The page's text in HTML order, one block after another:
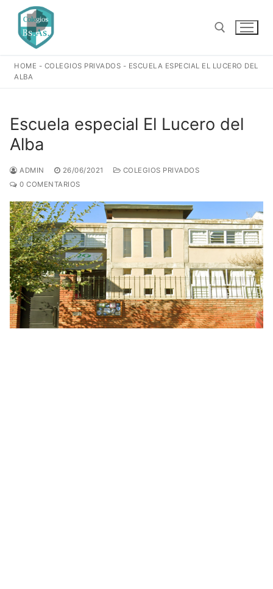
contenido
HOME - COLEGIOS PRIVADOS - ESCUELA ESPECIAL EL LUCERO DEL
ALBA
Escuela especial El Lucero del
Alba
ADMIN 26/06/2021
COLEGIOS PRIVADOS
0 COMENTARIOS